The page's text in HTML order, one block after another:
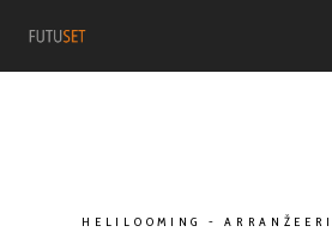
HELILOOMING -